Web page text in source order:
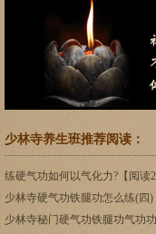
少林寺养生班推荐阅读：
练硬气功如何以气化力?【阅读
少林寺硬气功铁腿功怎么练(四)
少林寺秘门硬气功铁腿功气功